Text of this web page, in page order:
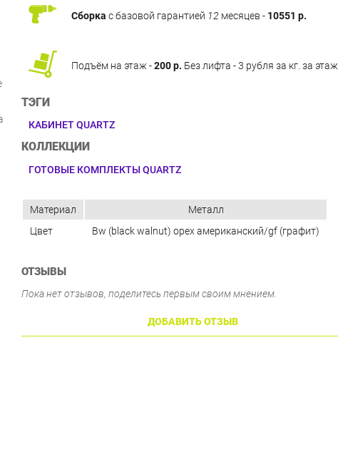
Сборка с базовой гарантией 12 месяцев - 10551 р.
Подъём на этаж -200 р. Без лифта - 3 рубля за кг. за этаж.
ТЭГИ
КАБИНЕТ QUARTZ
КОЛЛЕКЦИИ
ГОТОВЫЕ КОМПЛЕКТЫ QUARTZ
Материал
Металл
Цвет
Bw (black walnut) орех американский/gf (графит)
ОТЗЫВЫ
Пока нет отзывов, поделитесь первым своим мнением.
ДОБАВИТЬ ОТЗЫВ